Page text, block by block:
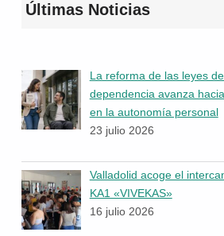
Últimas Noticias
La reforma de las leyes
dependencia avanza
en la autonomía personal
23 julio 2026
Valladolid acoge el
KA1 «VIVEKAS»
16 julio 2026